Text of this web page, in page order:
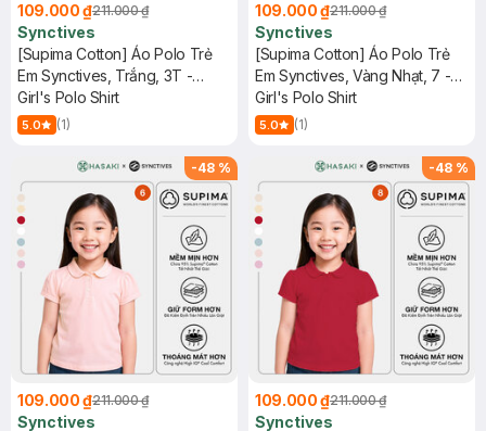
109.000 ₫211.000 ₫
Synctives
[Supima Cotton] Áo Polo Trẻ
Em Synctives, Trắng, 3T -
CGPO01
Girl's Polo Shirt
5.0 (1)
109.000 ₫211.000 ₫
Synctives
[Supima Cotton] Áo Polo Trẻ
Em Synctives, Vàng Nhạt, 7 -
CGPO01
Girl's Polo Shirt
5.0 (1)
-48 %
109.000 ₫211.000 ₫
Synctives
-48 %
109.000 ₫211.000 ₫
Synctives